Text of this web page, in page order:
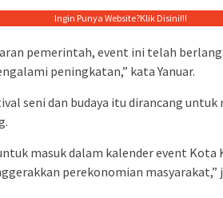
Ingin Punya Website?Klik Disini!!!
pemerintah, event ini telah
peningkatan,” kata Yanuar.
seni dan budaya itu dirancang
masuk dalam kalender event Kota
perekonomian masyarakat,”